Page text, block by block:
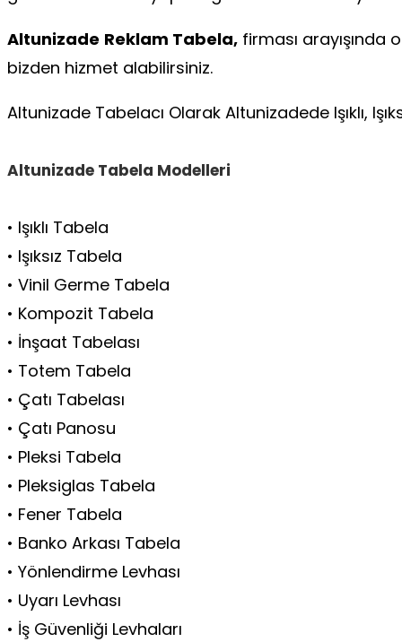
Altunizade Reklam Tabela, firması
bizden hizmet alabilirsiniz.
Altunizade Tabelacı Olarak Altunizadede Işıklı,
Altunizade Tabela Modelleri
• Işıklı Tabela
• Işıksız Tabela
• Vinil Germe Tabela
• Kompozit Tabela
• İnşaat Tabelası
• Totem Tabela
• Çatı Tabelası
• Çatı Panosu
• Pleksi Tabela
• Pleksiglas Tabela
• Fener Tabela
• Banko Arkası Tabela
• Yönlendirme Levhası
• Uyarı Levhası
• İş Güvenliği Levhaları